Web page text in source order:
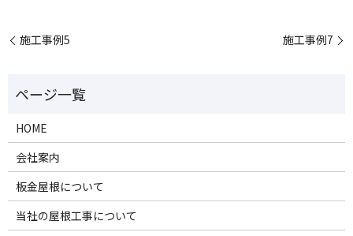
施工事例5 施工事例7
HOME
会社案内
板金屋根について
当社の屋根工事について